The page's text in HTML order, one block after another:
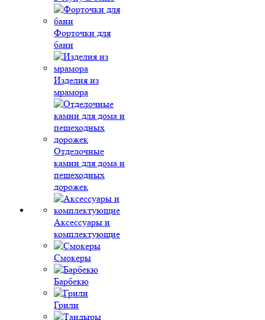
Форточки для
бани
Изделия из
мрамора
Отделочные
камни для дома и
пешеходных
дорожек
Аксессуары и
комплектующие
Смокеры
Барбекю
Грили